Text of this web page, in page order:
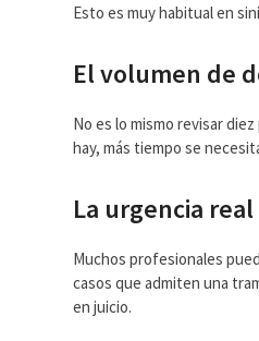
Esto es muy habitual en
El volumen de
No es lo mismo revisar
hay, más tiempo se
La urgencia
Muchos profesionales
casos que admiten una
en juicio.